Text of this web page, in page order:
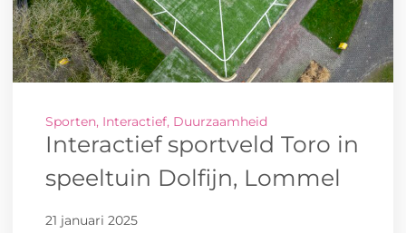
Sporten, Interactief, Duurzaamheid
Interactief sportveld Toro in
speeltuin Dolfijn, Lommel
21 januari 2025